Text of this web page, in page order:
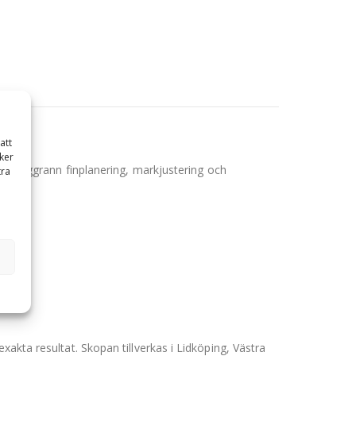
noggrann finplanering, markjustering och
resultat. Skopan tillverkas i Lidköping, Västra